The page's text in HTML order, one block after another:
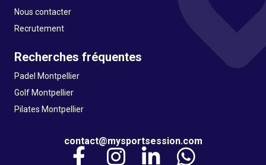
Nous contacter
Recrutement
Recherches fréquentes
Padel Montpellier
Golf Montpellier
Pilates Montpellier
contact@mysportsession.com